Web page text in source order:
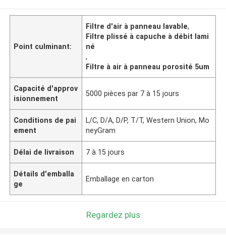
Point culminant:
Filtre d'air à panneau lavable,
Filtre plissé à capuche à débit lami
né
,
Filtre à air à panneau porosité 5um
Capacité d'approv
isionnement
5000 pièces par 7 à 15 jours
Conditions de pai
ement
L/C, D/A, D/P, T/T, Western Union, Mo
neyGram
Délai de livraison 7 à 15 jours
Détails d'emballa
ge
Emballage en carton
Regardez plus